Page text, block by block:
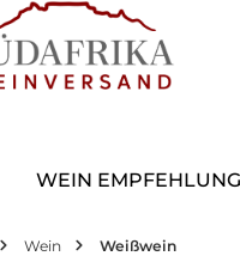
WEIN
Wein Weißwein